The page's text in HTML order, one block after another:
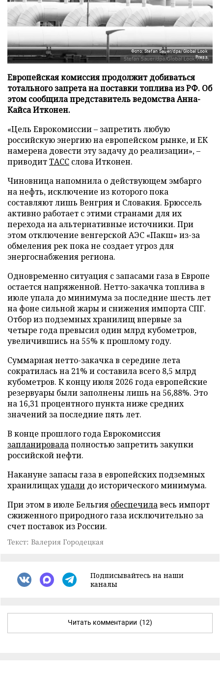
Фото: Stefan Sauer/dpa/Global Look
Press
Европейская комиссия продолжит добиваться
тотального запрета на поставки топлива из РФ. Об
этом сообщила представитель ведомства Анна-
Кайса Итконен.
«Цель Еврокомиссии – запретить любую
российскую энергию на европейском рынке, и ЕК
намерена довести эту задачу до реализации», –
приводитТАСС слова Итконен.
Чиновница напомнила о действующем эмбарго
на нефть, исключение из которого пока
составляют лишь Венгрия и Словакия. Брюссель
активно работает с этими странами для их
перехода на альтернативные источники. При
этом отключение венгерской АЭС «Пакш» из-за
обмеления рек пока не создает угроз для
энергоснабжения региона.
Одновременно ситуация с запасами газа в Европе
остается напряженной. Нетто-закачка топлива в
июле упала до минимума за последние шесть лет
на фоне сильной жары и снижения импорта СПГ.
Отбор из подземных хранилищ впервые за
четыре года превысил один млрд кубометров,
увеличившись на 55% к прошлому году.
Суммарная нетто-закачка в середине лета
сократилась на 21% и составила всего 8,5 млрд
кубометров. К концу июля 2026 года европейские
резервуары были заполнены лишь на 56,88%. Это
на 16,31 процентного пункта ниже средних
значений за последние пять лет.
В конце прошлого года Еврокомиссия
запланировалаполностью запретить закупки
российской нефти.
Накануне запасы газа в европейских подземных
хранилищахупали до исторического минимума.
При этом в июле Бельгия обеспечилавесь импорт
сжиженного природного газа исключительно за
счет поставок из России.
Текст: Валерия Городецкая
Подписывайтесь на наши
каналы
Читать комментарии (12)